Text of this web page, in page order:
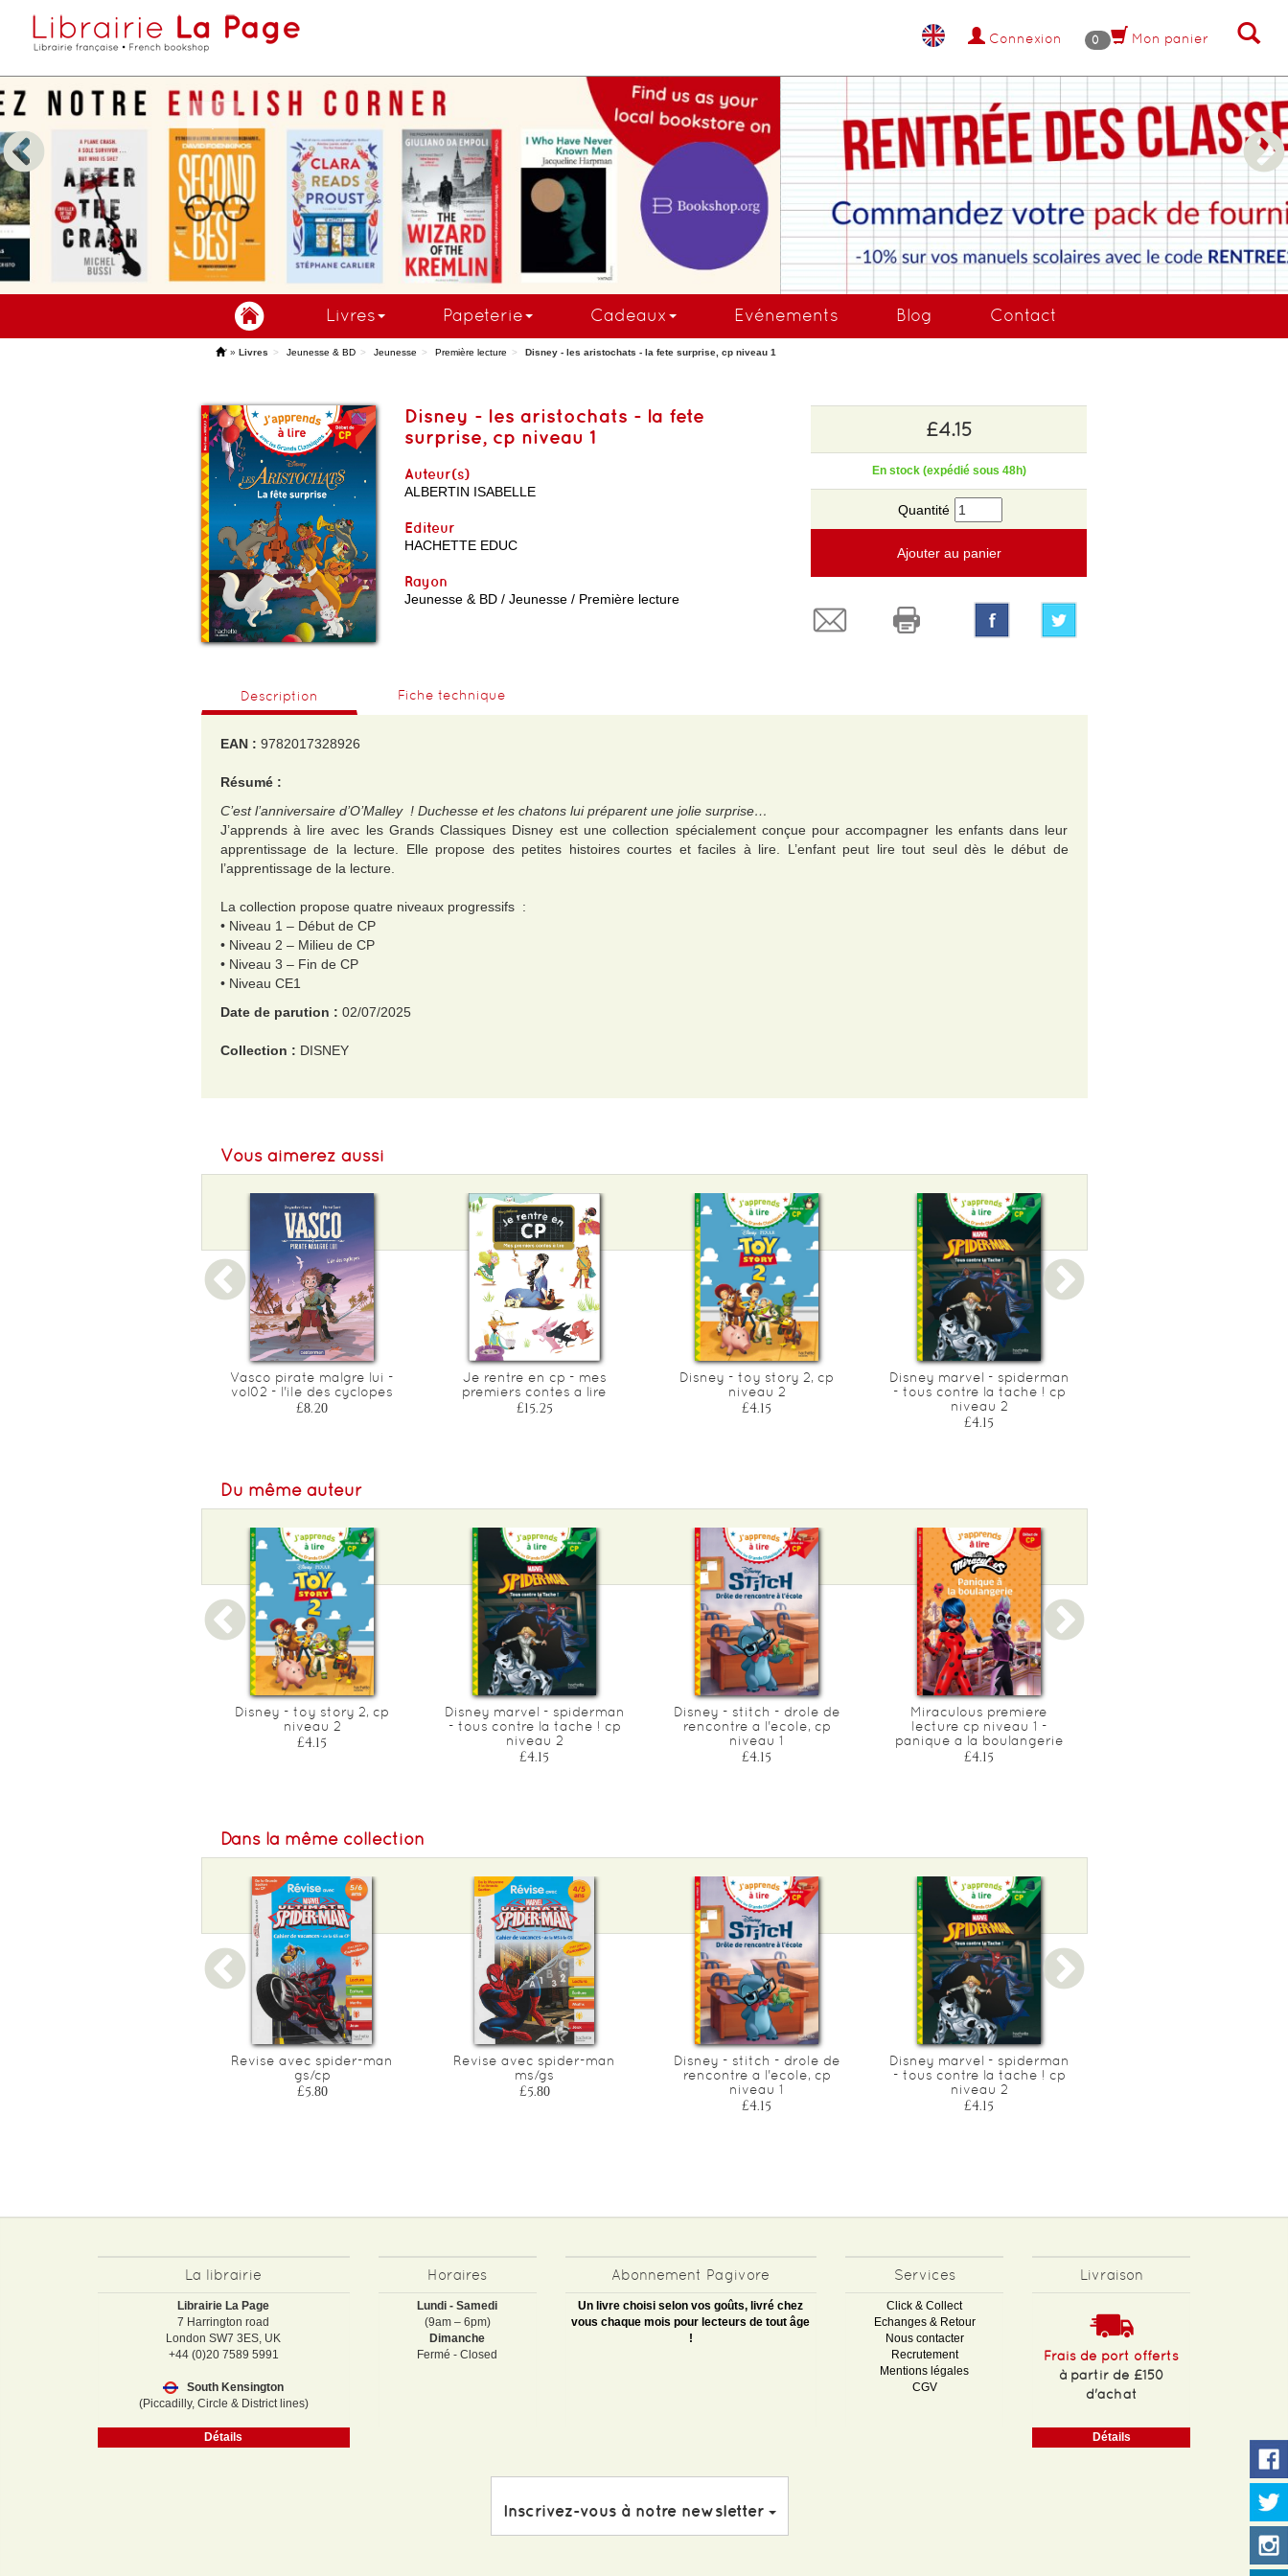
Connexion 0 Mon panier
COMMANDEZ MAINTENANT !
Livres Papeterie Cadeaux Evénements Blog Contact
'» Livres Jeunesse & BD Jeunesse Première lecture Disney - les aristochats - la fete surprise, cp niveau 1
Disney - les aristochats - la fete
surprise, cp niveau 1
Auteur(s)
ALBERTIN ISABELLE
Editeur
HACHETTE EDUC
Rayon
Jeunesse & BD / Jeunesse / Première lecture
£4.15
En stock (expédié sous 48h)
Quantité
Ajouter au panier
Description Fiche technique
EAN : 9782017328926
Résumé :
C’est l’anniversaire d’O’Malley ! Duchesse et les chatons lui préparent une jolie surprise…
J’apprends à lire avec les Grands Classiques Disney est une collection spécialement conçue pour accompagner les enfants dans leur
apprentissage de la lecture. Elle propose des petites histoires courtes et faciles à lire. L’enfant peut lire tout seul dès le début de
l’apprentissage de la lecture.
La collection propose quatre niveaux progressifs :
• Niveau 1 – Début de CP
• Niveau 2 – Milieu de CP
• Niveau 3 – Fin de CP
• Niveau CE1
Date de parution : 02/07/2025
Collection : DISNEY
Format L :140
250 g
Vous aimerez aussi
Vasco pirate malgre lui -
vol02 - l'ile des cyclopes
£8.20
Je rentre en cp - mes
premiers contes a lire
£15.25
Disney - toy story 2, cp
niveau 2
£4.15
Disney marvel - spiderman
- tous contre la tache ! cp
niveau 2
£4.15
Du même auteur
Disney - toy story 2, cp
niveau 2
£4.15
Disney marvel - spiderman
- tous contre la tache ! cp
niveau 2
£4.15
Disney - stitch - drole de
rencontre a l'ecole, cp
niveau 1
£4.15
Miraculous premiere
lecture cp niveau 1 -
panique a la boulangerie
£4.15
Dans la même collection
Revise avec spider-man
gs/cp
£5.80
Revise avec spider-man
ms/gs
£5.80
Disney - stitch - drole de
rencontre a l'ecole, cp
niveau 1
£4.15
Disney marvel - spiderman
- tous contre la tache ! cp
niveau 2
£4.15
La librairie
Librairie La Page
7 Harrington road
London SW7 3ES, UK
+44 (0)20 7589 5991
South Kensington
(Piccadilly, Circle & District lines)
Détails
Horaires
Lundi - Samedi
(9am – 6pm)
Dimanche
Fermé - Closed
Abonnement Pagivore
Un livre choisi selon vos goûts, livré chez
vous chaque mois pour lecteurs de tout âge
!
Services
Click & Collect
Echanges & Retour
Nous contacter
Recrutement
Mentions légales
CGV
Livraison
Frais de port offerts
à partir de £150
d'achat
Détails
Inscrivez-vous à notre newsletter